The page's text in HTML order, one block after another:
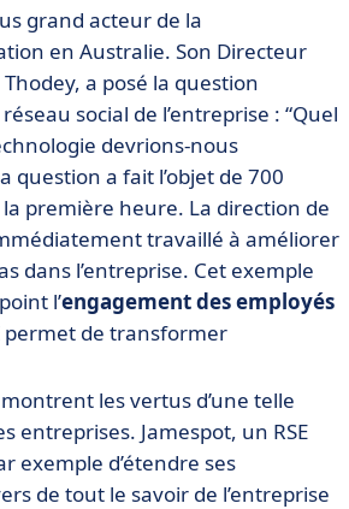
grand acteur de la
en Australie. Son Directeur
a posé la question
social de l’entreprise : “Quel
devrions-nous
question a fait l’objet de 700
première heure. La direction de
travaillé à améliorer
dans l’entreprise. Cet exemple
l’engagement des employés
permet de transformer
les vertus d’une telle
entreprises. Jamespot, un RSE
exemple d’étendre ses
de tout le savoir de l’entreprise